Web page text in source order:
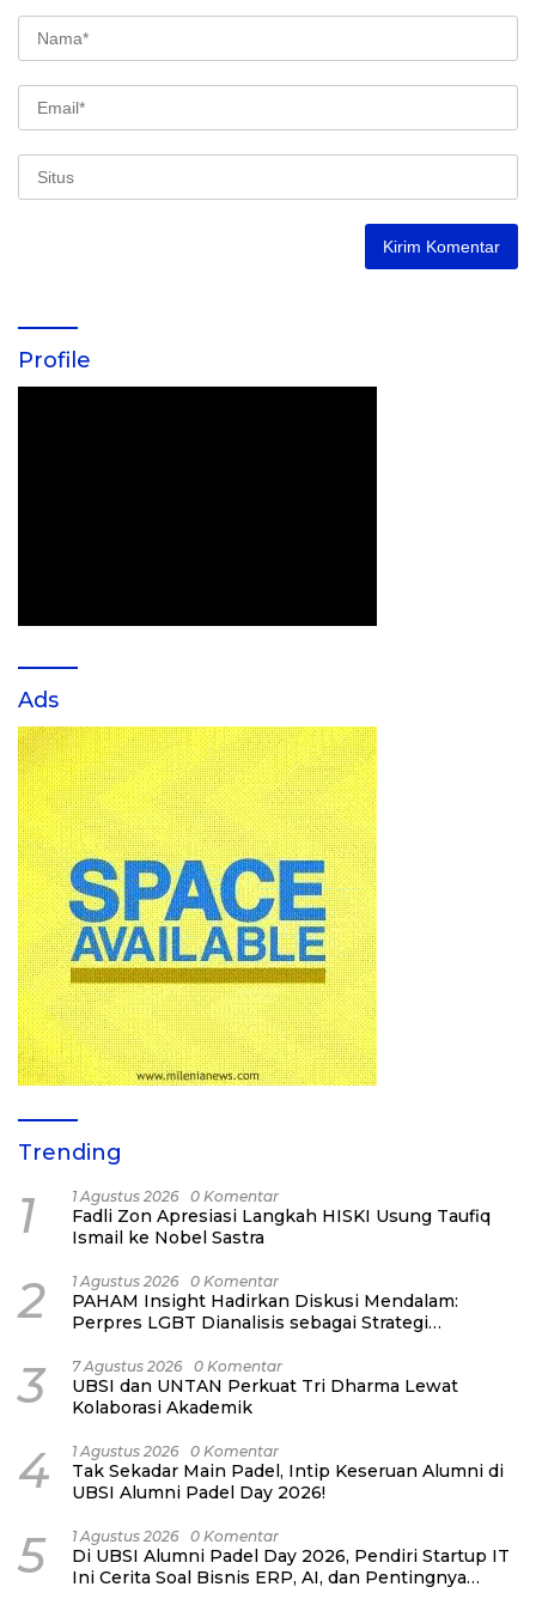
Profile
Ads
Trending
1 1 Agustus 2026 0 Komentar
Fadli Zon Apresiasi Langkah HISKI Usung Taufiq
Ismail ke Nobel Sastra
2 1 Agustus 2026 0 Komentar
PAHAM Insight Hadirkan Diskusi Mendalam:
Perpres LGBT Dianalisis sebagai Strategi
3 7 Agustus 2026 0 Komentar
UBSI dan UNTAN Perkuat Tri Dharma Lewat
Kolaborasi Akademik
4 1 Agustus 2026 0 Komentar
Tak Sekadar Main Padel, Intip Keseruan Alumni di
UBSI Alumni Padel Day 2026!
5 1 Agustus 2026 0 Komentar
Di UBSI Alumni Padel Day 2026, Pendiri Startup IT
Ini Cerita Soal Bisnis ERP, AI, dan Pentingnya